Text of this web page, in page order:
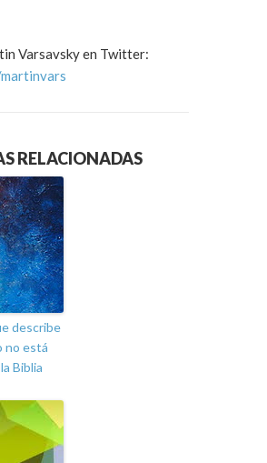
Varsavsky en Twitter:
RELACIONADAS
describe
no está
Biblia